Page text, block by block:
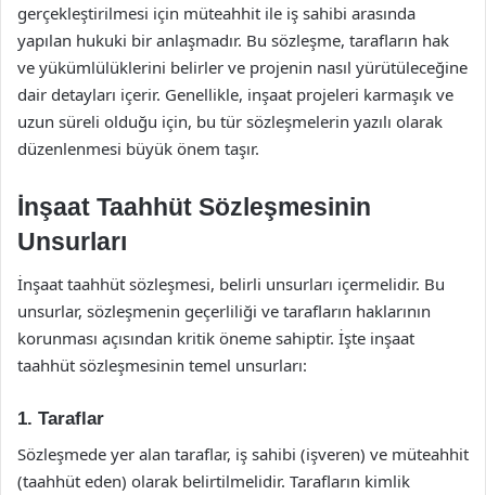
gerçekleştirilmesi için müteahhit ile iş sahibi arasında
yapılan hukuki bir anlaşmadır. Bu sözleşme, tarafların hak
ve yükümlülüklerini belirler ve projenin nasıl yürütüleceğine
dair detayları içerir. Genellikle, inşaat projeleri karmaşık ve
uzun süreli olduğu için, bu tür sözleşmelerin yazılı olarak
düzenlenmesi büyük önem taşır.
İnşaat Taahhüt Sözleşmesinin
Unsurları
İnşaat taahhüt sözleşmesi, belirli unsurları içermelidir. Bu
unsurlar, sözleşmenin geçerliliği ve tarafların haklarının
korunması açısından kritik öneme sahiptir. İşte inşaat
taahhüt sözleşmesinin temel unsurları:
1. Taraflar
Sözleşmede yer alan taraflar, iş sahibi (işveren) ve müteahhit
(taahhüt eden) olarak belirtilmelidir. Tarafların kimlik